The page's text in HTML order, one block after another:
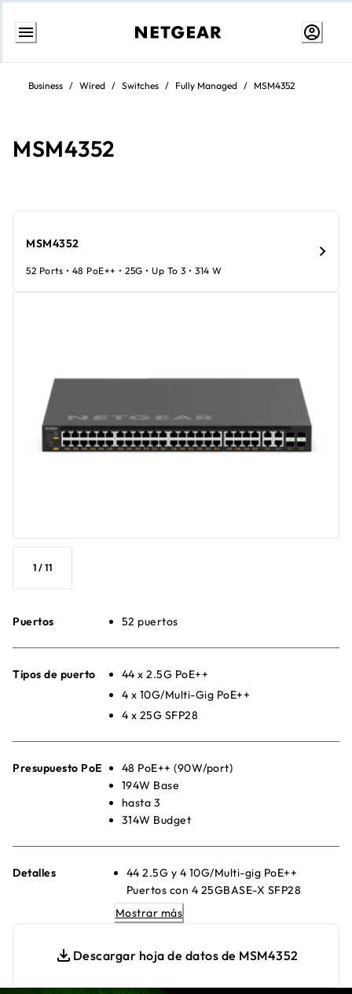
Ir
contenido
Business / Wired / Switches / Fully Managed / MSM4352
MSM4352
1 / 11
Puertos 52 puertos
Tipos de puerto
44 x 2.5G PoE++
4 x 10G/Multi-Gig PoE++
4 x 25G SFP28
Presupuesto PoE
48 PoE++ (90W/port)
194W Base
hasta 3
314W Budget
Detalles
44 2.5G y 4 10G/Multi-gig PoE++
Puertos con 4 25GBASE-X SFP28
uplinks
redundancy y/or EPS share)
Mostrar más
Descargar hoja de datos de MSM4352
MSM4352
52 Ports • 48 PoE++ • 25G • Up To 3 • 314 W